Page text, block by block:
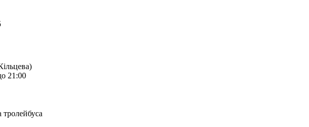
21:00